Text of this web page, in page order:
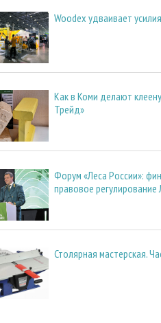
Woodex удваивает усилия
Как в Коми делают
Трейд»
Форум «Леса России»:
правовое регулирование
Столярная мастерская.